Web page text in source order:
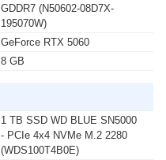
GDDR7 (N50602-08D7X-
195070W)
GeForce RTX 5060
8 GB
1 TB SSD WD BLUE SN5000
- PCIe 4x4 NVMe M.2 2280
(WDS100T4B0E)